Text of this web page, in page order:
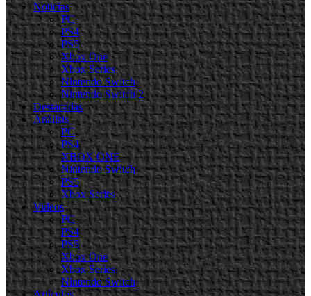
Noticias
PC
PS4
PS5
Xbox One
Xbox Series
Nintendo Switch
Nintendo Switch 2
Destacadas
Análisis
PC
PS4
XBOX ONE
Nintendo Switch
PS5
Xbox Series
Videos
PC
PS4
PS5
Xbox One
Xbox Series
Nintendo Switch